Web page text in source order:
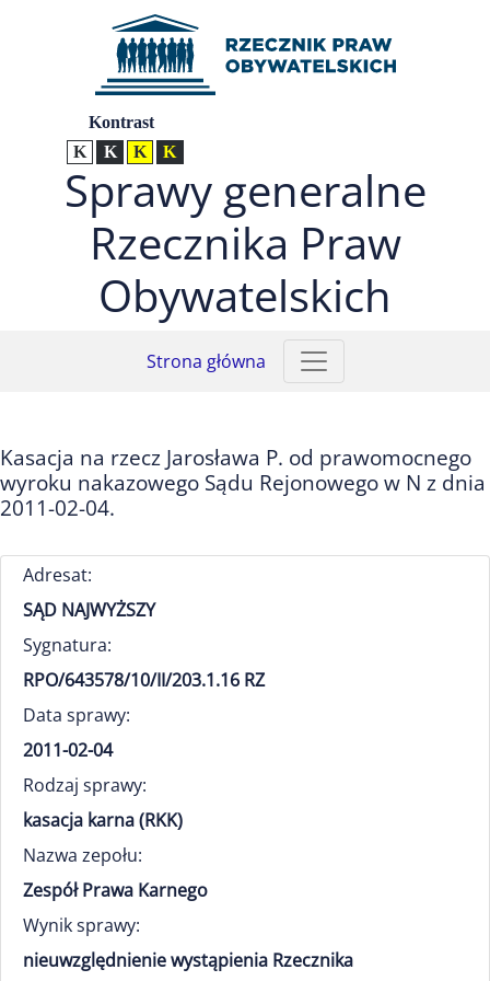
Przejdź do menu głównego (nacisnij Enter)
Przejdź do treści (nacisnij Enter)
Przejdź do mapy serwisu (nacisnij Enter)
UstawieniaKontrast
Kontrast normalny
Kontrast biały tekst na czarnym
Kontrast czarny tekst na żółtym
Sprawy generalne
Rzecznika Praw
Obywatelskich
Strona główna
Kasacja na rzecz Jarosława P. od prawomocnego
wyroku nakazowego Sądu Rejonowego w N z dnia
2011-02-04.
Adresat:
SĄD NAJWYŻSZY
Sygnatura:
RPO/643578/10/II/203.1.16 RZ
Data sprawy:
2011-02-04
Rodzaj sprawy:
kasacja karna (RKK)
Nazwa zepołu:
Zespół Prawa Karnego
Wynik sprawy:
nieuwzględnienie wystąpienia Rzecznika